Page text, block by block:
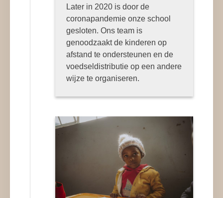
Later in 2020 is door de
coronapandemie onze school
gesloten. Ons team is
genoodzaakt de kinderen op
afstand te ondersteunen en de
voedseldistributie op een andere
wijze te organiseren.